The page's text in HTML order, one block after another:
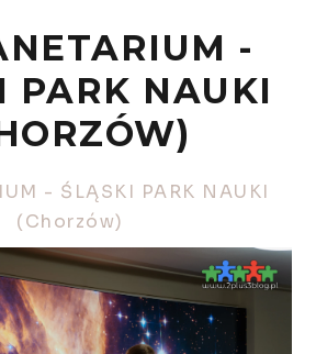
-
PARK NAUKI